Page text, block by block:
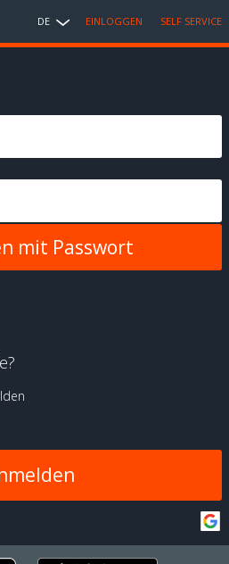
DE EINLOGGEN SELF SERVICE